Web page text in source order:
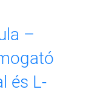
–
és L-